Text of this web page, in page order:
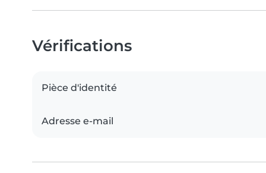
Vérifications
Pièce d'identité
Adresse e-mail